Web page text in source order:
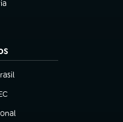
nova aba)
nova aba)
aba)
aba)